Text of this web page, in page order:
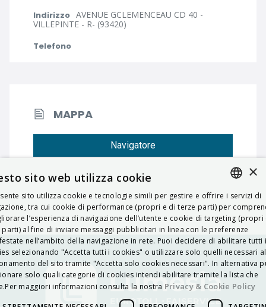
Indirizzo AVENUE GCLEMENCEAU CD 40 -
VILLEPINTE - R- (93420)
Telefono
MAPPA
Navigatore
ITALIAN
ENGLISH
FRENCH
HUNGARIAN
DEUTSCH
POLSKI
×
sito web utilizza cookie
sito utilizza cookie e tecnologie simili per gestire e offrire i servizi di
tra cui cookie di performance (propri e di terze parti) per
l’esperienza di navigazione dell’utente e cookie di targeting (propri
parti) al fine di inviare messaggi pubblicitari in linea con le preferenze
nell’ambito della navigazione in rete. Puoi decidere di abilitare tutti i
selezionando "Accetta tutti i cookies" o utilizzare solo quelli necessari al
del sito tramite "Accetta solo cookies necessari". In alternativa
solo quali categorie di cookies intendi abilitare tramite la lista che
maggiori informazioni consulta la nostra Privacy & Cookie Policy